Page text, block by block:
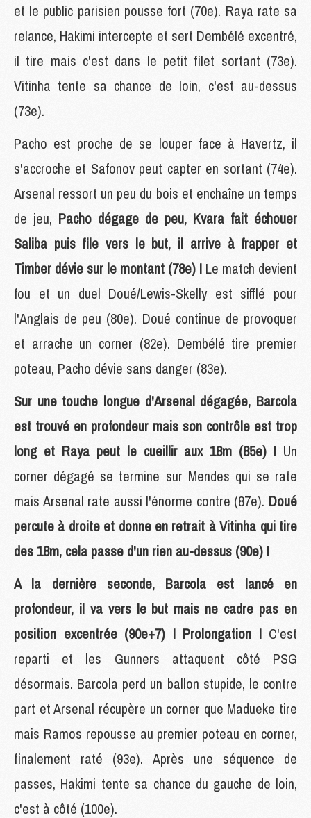
et le public parisien pousse fort (70e). Raya rate sa
relance, Hakimi intercepte et sert Dembélé excentré,
il tire mais c'est dans le petit filet sortant (73e).
Vitinha tente sa chance de loin, c'est au-dessus
(73e).
Pacho est proche de se louper face à Havertz, il
s'accroche et Safonov peut capter en sortant (74e).
Arsenal ressort un peu du bois et enchaîne un temps
de jeu, Pacho dégage de peu, Kvara fait échouer
Saliba puis file vers le but, il arrive à frapper et
Timber dévie sur le montant (78e) ! Le match devient
fou et un duel Doué/Lewis-Skelly est sifflé pour
l'Anglais de peu (80e). Doué continue de provoquer
et arrache un corner (82e). Dembélé tire premier
poteau, Pacho dévie sans danger (83e).
Sur une touche longue d'Arsenal dégagée, Barcola
est trouvé en profondeur mais son contrôle est trop
long et Raya peut le cueillir aux 18m (85e) ! Un
corner dégagé se termine sur Mendes qui se rate
mais Arsenal rate aussi l'énorme contre (87e). Doué
percute à droite et donne en retrait à Vitinha qui tire
des 18m, cela passe d'un rien au-dessus (90e) !
A la dernière seconde, Barcola est lancé en
profondeur, il va vers le but mais ne cadre pas en
position excentrée (90e+7) ! Prolongation ! C'est
reparti et les Gunners attaquent côté PSG
désormais. Barcola perd un ballon stupide, le contre
part et Arsenal récupère un corner que Madueke tire
mais Ramos repousse au premier poteau en corner,
finalement raté (93e). Après une séquence de
passes, Hakimi tente sa chance du gauche de loin,
c'est à côté (100e).